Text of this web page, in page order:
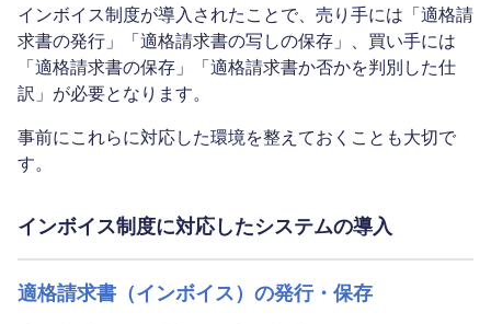
インボイス制度が導入されたことで、売り手には「適格請
求書の発行」「適格請求書の写しの保存」、買い手には
「適格請求書の保存」「適格請求書か否かを判別した仕
訳」が必要となります。
事前にこれらに対応した環境を整えておくことも大切で
す。
インボイス制度に対応したシステムの導入
適格請求書（インボイス）の発行・保存